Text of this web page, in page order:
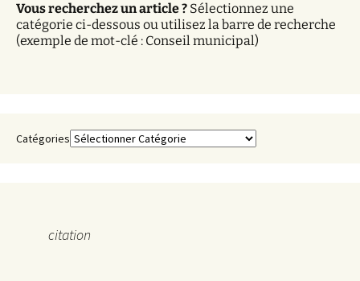
e
s
Vous recherchez un article ? Sélectionnez une
catégorie ci-dessous ou utilisez la barre de recherche
(exemple de mot-clé : Conseil municipal)
Catégories
citation